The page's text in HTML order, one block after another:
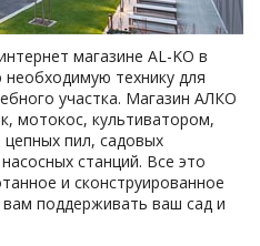
магазине AL-KO в
технику для
участка. Магазин АЛКО
мотокос, культиватором,
пил, садовых
станций. Все это
и сконструированное
поддерживать ваш сад и